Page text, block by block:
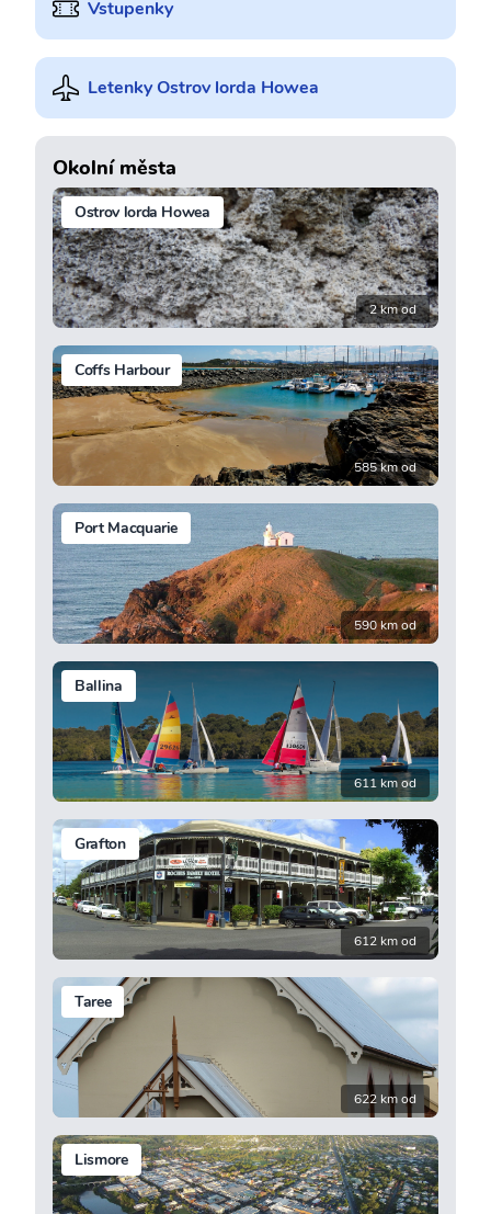
Vstupenky
Letenky Ostrov lorda Howea
Okolní města
Ostrov lorda Howea
2 km od
Coffs Harbour
585 km od
Port Macquarie
590 km od
Ballina
611 km od
Grafton
612 km od
Taree
622 km od
Lismore